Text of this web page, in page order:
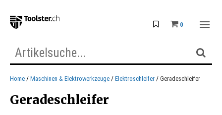
0
Home Maschinen & Elektrowerkzeuge Elektroschleifer Geradeschleifer
Geradeschleifer